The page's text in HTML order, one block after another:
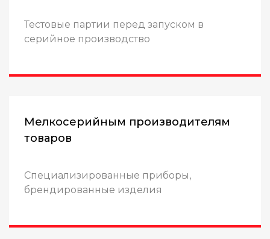
Тестовые партии перед запуском в
серийное производство
Мелкосерийным производителям
товаров
Специализированные приборы,
брендированные изделия